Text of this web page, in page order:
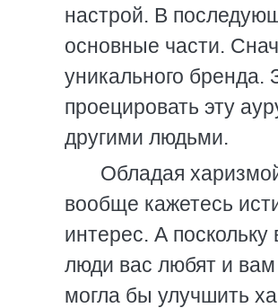
настрой. В
основные части.
уникального бренда.
проецировать эту
другими людьми.
Обладая
вообще кажетесь
интерес. А
люди вас любят и
могла бы улучшить